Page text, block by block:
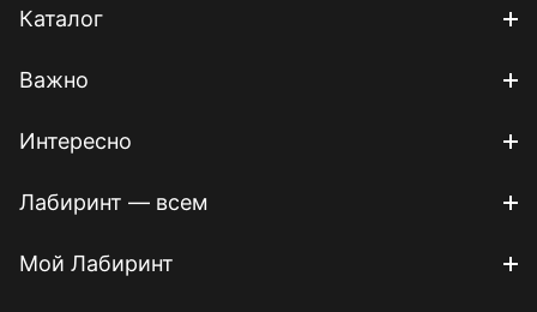
Каталог
Важно
Интересно
Лабиринт — всем
Мой Лабиринт